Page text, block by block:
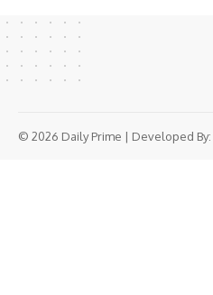
© 2026 Daily Prime | Developed By: